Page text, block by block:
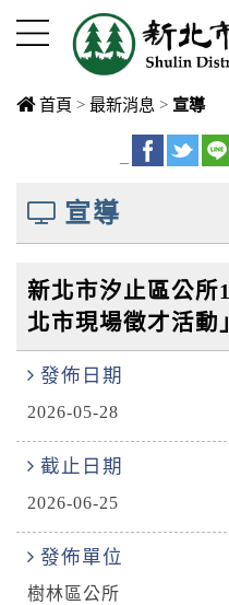
進入內容區塊
首頁 > 最新消息 > 宣導
宣導
新北市汐止區公所
北市現場徵才活動
發佈日期
2026-05-28
截止日期
2026-06-25
發佈單位
樹林區公所